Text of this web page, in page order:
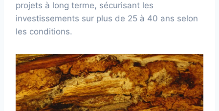
projets à long terme, sécurisant les
investissements sur plus de 25 à 40 ans selon
les conditions.